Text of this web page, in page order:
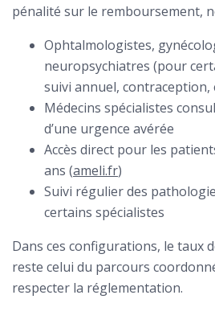
pénalité sur le remboursement,
Ophtalmologistes,
neuropsychiatres (pour
suivi annuel, contraception,
Médecins spécialistes
d’une urgence avérée
Accès direct pour les
ans (ameli.fr)
Suivi régulier des
certains spécialistes
Dans ces configurations, le taux
reste celui du parcours
respecter la réglementation.